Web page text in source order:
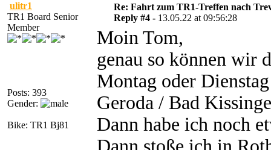
ulitr1
TR1 Board Senior
Member
Posts: 393
Gender:
Bike: TR1 Bj81
Re: Fahrt zum TR1-Treffen nach
Reply #4 - 13.05.22 at 09:56:28
Moin Tom,
genau so können wir
Montag oder
Geroda / Bad
Dann habe ich noch